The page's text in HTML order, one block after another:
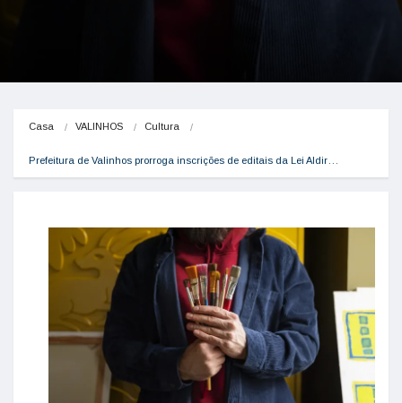
Casa VALINHOS Cultura
Prefeitura de Valinhos prorroga inscrições de editais da Lei Aldir…